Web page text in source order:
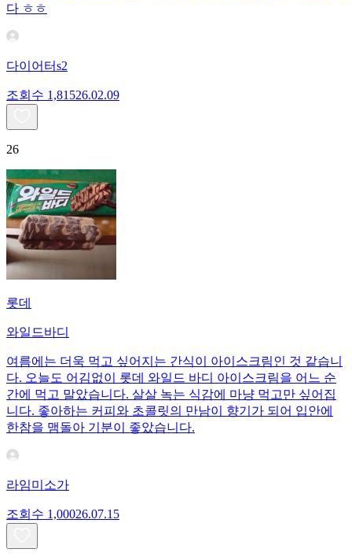
다 ㅎㅎ
다이어터s2
조회수 1,81526.02.09
26
롯데
와일드바디
여름에는 더욱 먹고 싶어지는 간식이 아이스크림인 것 같습니
다. 오늘도 어김없이 롯데 와일드 바디 아이스크림을 어느 순
간에 먹고 말았습니다. 살살 녹는 식감에 마냥 먹고만 싶어집
니다. 좋아하는 커피와 초콜릿의 만남이 향기가 되어 입안에
한참을 맴돌아 기분이 좋았습니다.
라임미소가
조회수 1,00026.07.15